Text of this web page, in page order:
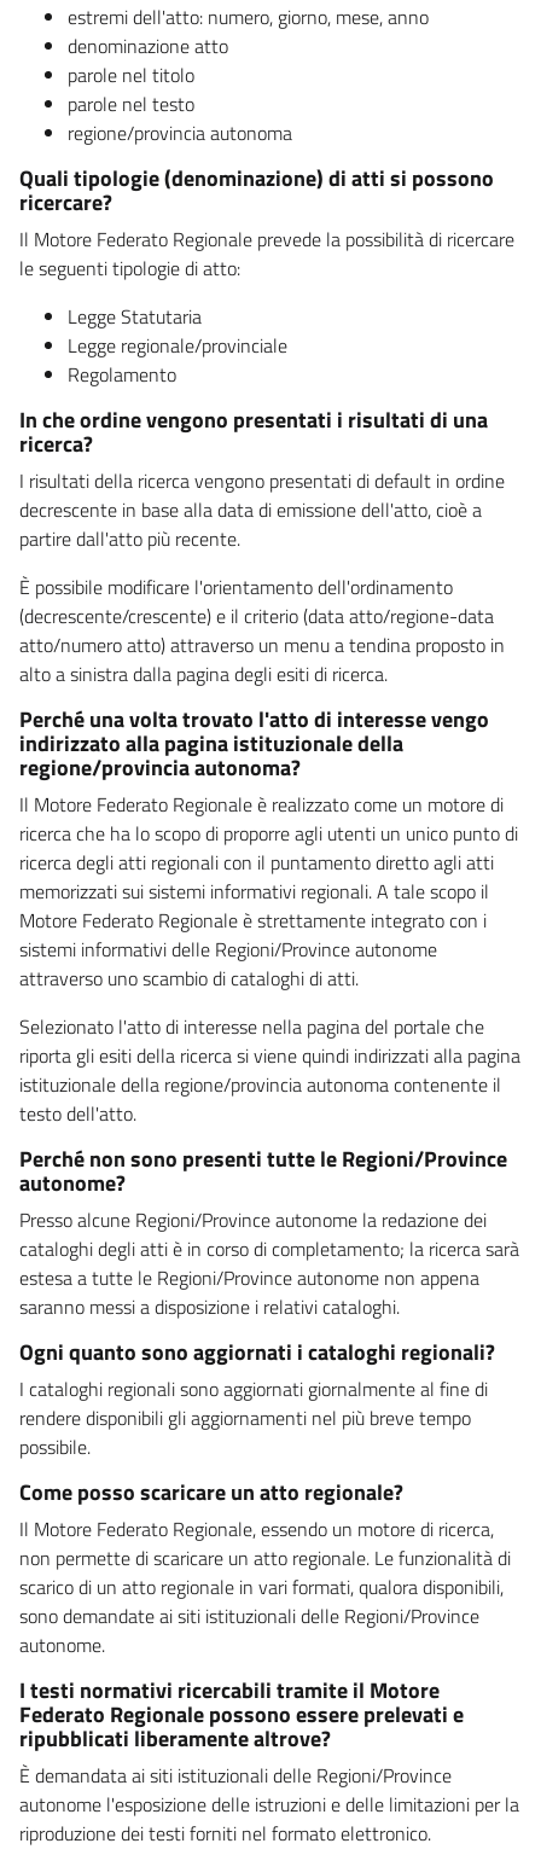
estremi dell'atto: numero, giorno, mese, anno
denominazione atto
parole nel titolo
parole nel testo
regione/provincia autonoma
Quali tipologie (denominazione) di atti si possono
ricercare?
Il Motore Federato Regionale prevede la possibilità di ricercare
le seguenti tipologie di atto:
Legge Statutaria
Legge regionale/provinciale
Regolamento
In che ordine vengono presentati i risultati di una
ricerca?
I risultati della ricerca vengono presentati di default in ordine
decrescente in base alla data di emissione dell'atto, cioè a
partire dall'atto più recente.
È possibile modificare l'orientamento dell'ordinamento
(decrescente/crescente) e il criterio (data atto/regione-data
atto/numero atto) attraverso un menu a tendina proposto in
alto a sinistra dalla pagina degli esiti di ricerca.
Perché una volta trovato l'atto di interesse vengo
indirizzato alla pagina istituzionale della
regione/provincia autonoma?
Il Motore Federato Regionale è realizzato come un motore di
ricerca che ha lo scopo di proporre agli utenti un unico punto di
ricerca degli atti regionali con il puntamento diretto agli atti
memorizzati sui sistemi informativi regionali. A tale scopo il
Motore Federato Regionale è strettamente integrato con i
sistemi informativi delle Regioni/Province autonome
attraverso uno scambio di cataloghi di atti.
Selezionato l'atto di interesse nella pagina del portale che
riporta gli esiti della ricerca si viene quindi indirizzati alla pagina
istituzionale della regione/provincia autonoma contenente il
testo dell'atto.
Perché non sono presenti tutte le Regioni/Province
autonome?
Presso alcune Regioni/Province autonome la redazione dei
cataloghi degli atti è in corso di completamento; la ricerca sarà
estesa a tutte le Regioni/Province autonome non appena
saranno messi a disposizione i relativi cataloghi.
Ogni quanto sono aggiornati i cataloghi regionali?
I cataloghi regionali sono aggiornati giornalmente al fine di
rendere disponibili gli aggiornamenti nel più breve tempo
possibile.
Come posso scaricare un atto regionale?
Il Motore Federato Regionale, essendo un motore di ricerca,
non permette di scaricare un atto regionale. Le funzionalità di
scarico di un atto regionale in vari formati, qualora disponibili,
sono demandate ai siti istituzionali delle Regioni/Province
autonome.
I testi normativi ricercabili tramite il Motore
Federato Regionale possono essere prelevati e
ripubblicati liberamente altrove?
È demandata ai siti istituzionali delle Regioni/Province
autonome l'esposizione delle istruzioni e delle limitazioni per la
riproduzione dei testi forniti nel formato elettronico.